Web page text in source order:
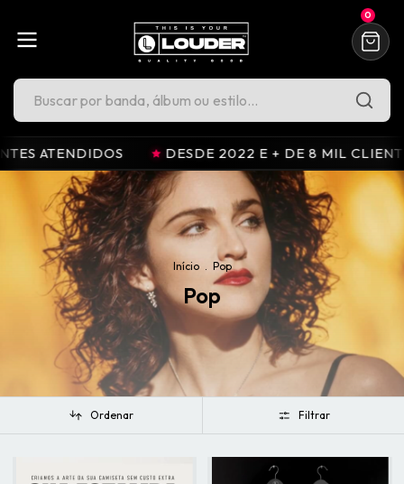
0
DESDE 2022 E + DE 8 MIL CLIENTES
Início Pop
Pop
Ordenar Filtrar